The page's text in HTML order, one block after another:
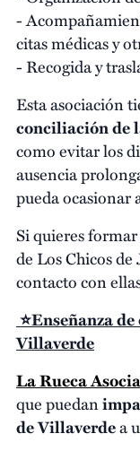
-
citas médicas y
- Recogida y
Esta asociación
conciliación de
como evitar los
ausencia
pueda ocasionar
Si quieres
de Los Chicos
contacto con
⭐Enseñanza
Villaverde
La Rueca
que puedan
de Villaverdea